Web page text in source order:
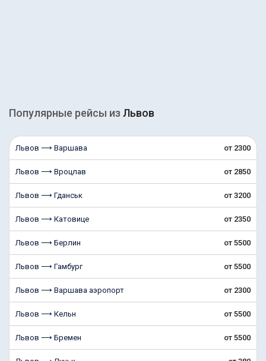
Популярные рейсы из Львов
Львов ⟶ Варшава от 2300
Львов ⟶ Вроцлав от 2850
Львов ⟶ Гданськ от 3200
Львов ⟶ Катовице от 2350
Львов ⟶ Берлин от 5500
Львов ⟶ Гамбург от 5500
Львов ⟶ Варшава аэропорт от 2300
Львов ⟶ Кельн от 5500
Львов ⟶ Бремен от 5500